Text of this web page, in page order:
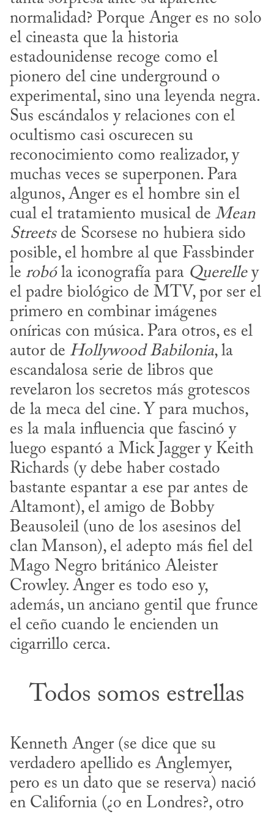
normalidad? Porque Anger es no solo
el cineasta que la historia
estadounidense recoge como el
pionero del cine underground o
experimental, sino una leyenda negra.
Sus escándalos y relaciones con el
ocultismo casi oscurecen su
reconocimiento como realizador, y
muchas veces se superponen. Para
algunos, Anger es el hombre sin el
cual el tratamiento musical de Mean
Streets de Scorsese no hubiera sido
posible, el hombre al que Fassbinder
le robó la iconografía para Querelle y
el padre biológico de MTV, por ser el
primero en combinar imágenes
oníricas con música. Para otros, es el
autor de Hollywood Babilonia, la
escandalosa serie de libros que
revelaron los secretos más grotescos
de la meca del cine. Y para muchos,
es la mala influencia que fascinó y
luego espantó a Mick Jagger y Keith
Richards (y debe haber costado
bastante espantar a ese par antes de
Altamont), el amigo de Bobby
Beausoleil (uno de los asesinos del
clan Manson), el adepto más fiel del
Mago Negro británico Aleister
Crowley. Anger es todo eso y,
además, un anciano gentil que frunce
el ceño cuando le encienden un
cigarrillo cerca.
Todos somos estrellas
Kenneth Anger (se dice que su
verdadero apellido es Anglemyer,
pero es un dato que se reserva) nació
en California (¿o en Londres?, otro